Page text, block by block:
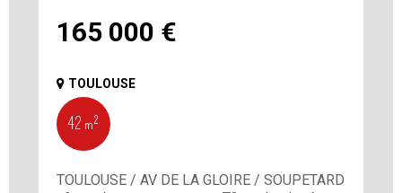
165 000 €
TOULOUSE
42 m²
TOULOUSE / AV DE LA GLOIRE / SOUPETARD